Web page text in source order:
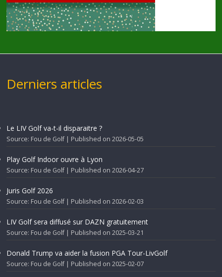
Derniers articles
Le LIV Golf va-t-il disparaitre ?
Source: Fou de Golf Published on 2026-05-05
Play Golf Indoor ouvre à Lyon
Source: Fou de Golf Published on 2026-04-27
Juris Golf 2026
Source: Fou de Golf Published on 2026-02-03
LIV Golf sera diffusé sur DAZN gratuitement
Source: Fou de Golf Published on 2025-03-21
Donald Trump va aider la fusion PGA Tour-LivGolf
Source: Fou de Golf Published on 2025-02-07